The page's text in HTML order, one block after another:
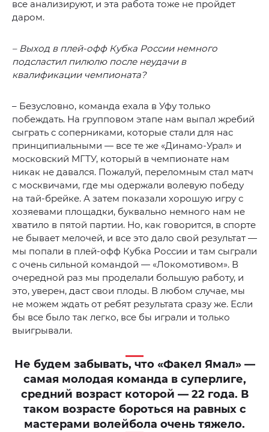
все анализируют, и эта работа тоже не пройдет
даром.
– Выход в плей-офф Кубка России немного
подсластил пилюлю после неудачи в
квалификации чемпионата?
– Безусловно, команда ехала в Уфу только
побеждать. На групповом этапе нам выпал жребий
сыграть с соперниками, которые стали для нас
принципиальными — все те же «Динамо-Урал» и
московский МГТУ, который в чемпионате нам
никак не давался. Пожалуй, переломным стал матч
с москвичами, где мы одержали волевую победу
на тай-брейке. А затем показали хорошую игру с
хозяевами площадки, буквально немного нам не
хватило в пятой партии. Но, как говорится, в спорте
не бывает мелочей, и все это дало свой результат —
мы попали в плей-офф Кубка России и там сыграли
с очень сильной командой — «Локомотивом». В
очередной раз мы проделали большую работу, и
это, уверен, даст свои плоды. В любом случае, мы
не можем ждать от ребят результата сразу же. Если
бы все было так легко, все бы играли и только
выигрывали.
Не будем забывать, что «Факел Ямал» —
самая молодая команда в суперлиге,
средний возраст которой — 22 года. В
таком возрасте бороться на равных с
мастерами волейбола очень тяжело.